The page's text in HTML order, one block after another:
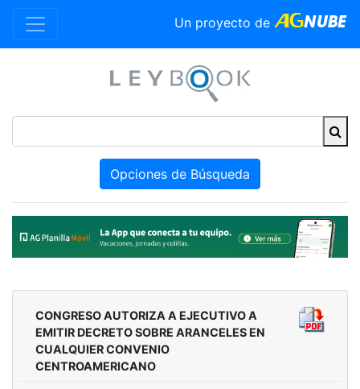
Un proyecto de
Opciones de Búsqueda
CONGRESO AUTORIZA A EJECUTIVO A
EMITIR DECRETO SOBRE ARANCELES EN
CUALQUIER CONVENIO
CENTROAMERICANO